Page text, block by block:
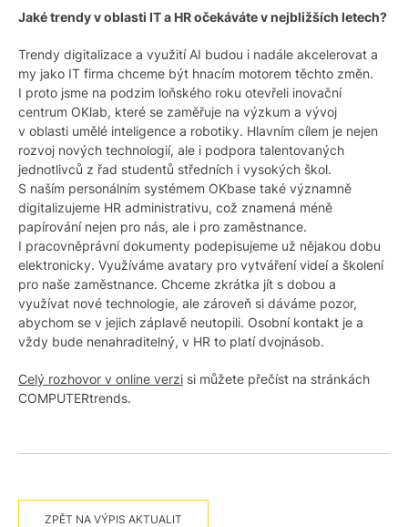
Jaké trendy v oblasti IT a HR očekáváte v nejbližších letech?
Trendy digitalizace a využití AI budou i nadále akcelerovat a
my jako IT firma chceme být hnacím motorem těchto změn.
I proto jsme na podzim loňského roku otevřeli inovační
centrum OKlab, které se zaměřuje na výzkum a vývoj
v oblasti umělé inteligence a robotiky. Hlavním cílem je nejen
rozvoj nových technologií, ale i podpora talentovaných
jednotlivců z řad studentů středních i vysokých škol.
S naším personálním systémem OKbase také významně
digitalizujeme HR administrativu, což znamená méně
papírování nejen pro nás, ale i pro zaměstnance.
I pracovněprávní dokumenty podepisujeme už nějakou dobu
elektronicky. Využíváme avatary pro vytváření videí a školení
pro naše zaměstnance. Chceme zkrátka jít s dobou a
využívat nové technologie, ale zároveň si dáváme pozor,
abychom se v jejich záplavě neutopili. Osobní kontakt je a
vždy bude nenahraditelný, v HR to platí dvojnásob.
Celý rozhovor v online verzi si můžete přečíst na stránkách
COMPUTERtrends.
ZPĚT NA VÝPIS AKTUALIT